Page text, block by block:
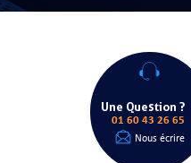
Une Question ?
01 60 43 26 65
Nous écrire